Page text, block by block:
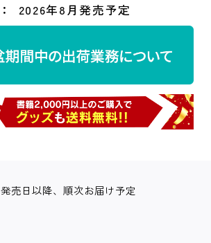
2026年8月発売予定
発売日以降、順次お届け予定